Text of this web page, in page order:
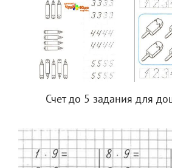
Счет до 5 задания для